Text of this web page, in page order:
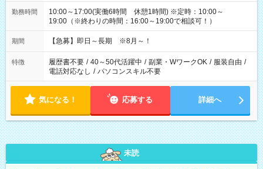
勤務時間
10:00～17:00(実働6時間 休憩1時間) ※定時：10:00～
19:00（※終わりの時間：16:00～19:00で相談可！）
期間 【急募】即日～長期 ※8月～！
特徴 履歴書不要 / 40～50代活躍中 / 副業・WワークOK / 服装自由 /
電話対応なし / パソコンスキル不要
気になる！ 応募する 詳細へ
未読